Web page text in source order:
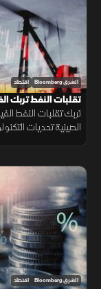
الشرق Bloomberg اقتصاد
تقلبات النفط تربك
تربك تقلبات النفط
الصينية تحديات
الشرق Bloomberg اقتصاد